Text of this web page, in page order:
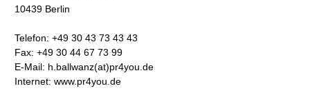
10439 Berlin
Telefon: +49 30 43 73 43 43
Fax: +49 30 44 67 73 99
E-Mail: h.ballwanz(at)pr4you.de
Internet: www.pr4you.de